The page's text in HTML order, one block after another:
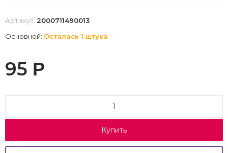
Артикул: 2000711490013
Основной: Осталась 1 штука
95 Р
Купить